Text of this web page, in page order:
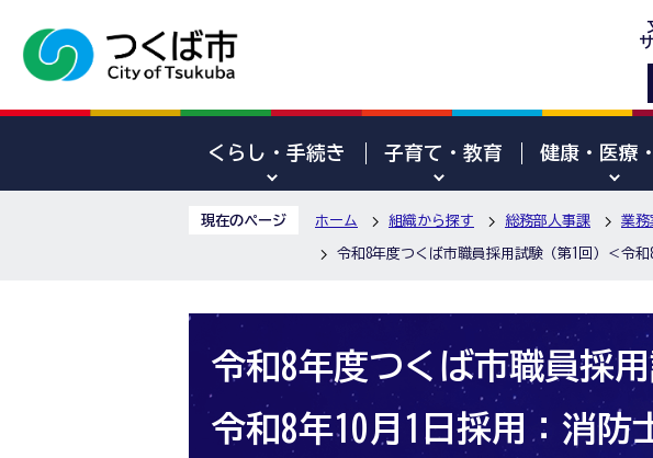
くらし・手続き 子育て・教育 健康・医療
現在のページ ホーム 組織から探す 総務部人事課 業務
令和8年度つくば市職員採用試験（第1回）＜令
令和8年度つくば市職員採
令和8年10月1日採用：消防